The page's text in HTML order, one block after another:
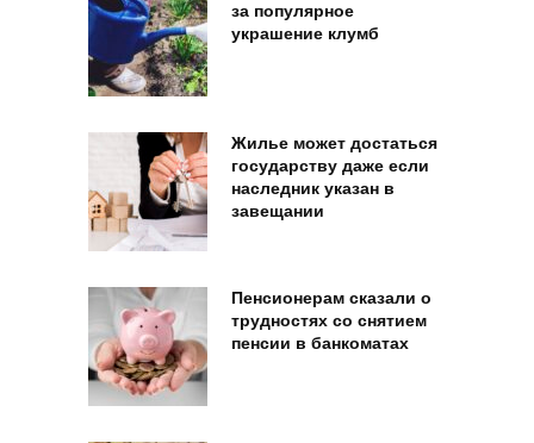
за популярное
украшение клумб
Жилье может достаться
государству даже если
наследник указан в
завещании
Пенсионерам сказали о
трудностях со снятием
пенсии в банкоматах